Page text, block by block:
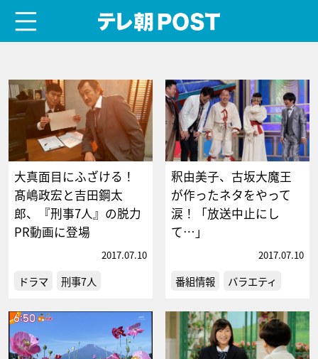
大真面目にふざける！
髙嶋政宏と吉田鋼太
郎、『刑事7人』の脱力
PR動画に登場
2017.07.10
ドラマ 刑事7人
釈由美子、古坂大魔王
が作ったネタをやって
涙！「放送中止にし
て…」
2017.07.10
番組情報 バラエティ